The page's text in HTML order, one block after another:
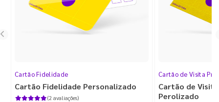
Cartão Fidelidade
Cartão Fidelidade Personalizado
(2 avaliações)
Cartão de Visita
Cartão de
Perolizado